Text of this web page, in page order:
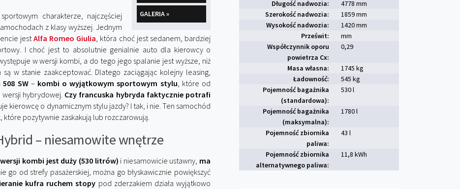
GALERIA »
charakterze, najczęściej
z klasy wyższej. Jednym
jestAlfa Romeo Giulia, która choć jest sedanem, bardziej
I choć jest to absolutnie genialnie auto dla kierowcy o
w wersji kombi, a do tego jego spalanie jest wyższe, niż
w stanie zaakceptować. Dlatego zaciągając kolejny leasing,
SW– kombi o wyjątkowym sportowym stylu, które od
hybrydowej. Czy francuska hybryda faktycznie potrafi
kierowcę o dynamicznym stylu jazdy? I tak, i nie. Ten samochód
pozytywnie zaskakują lub rozczarowują.
– niesamowite wnętrze
kombi jest duży (530 litrów) i niesamowicie ustawny, ma
go od strefy pasażerskiej, można go błyskawicznie powiększyć
kufra ruchem stopy pod zderzakiem działa wyjątkowo
Długość nadwozia:
4778 mm
Szerokość nadwozia:
1859 mm
Wysokość nadwozia:
1420 mm
Prześwit:
mm
Współczynnik oporu
powietrza Cx:
0,29
Masa własna:
1745 kg
Ładowność:
545 kg
Pojemność bagażnika
(standardowa):
530 l
Pojemność bagażnika
(maksymalna):
1780 l
Pojemność zbiornika
paliwa:
43 l
Pojemność zbiornika
alternatywnego paliwa:
11,8 kWh